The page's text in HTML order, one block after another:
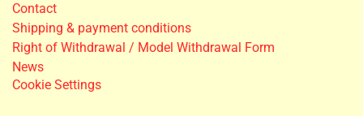
Contact
Shipping & payment conditions
Right of Withdrawal / Model Withdrawal Form
News
Cookie Settings